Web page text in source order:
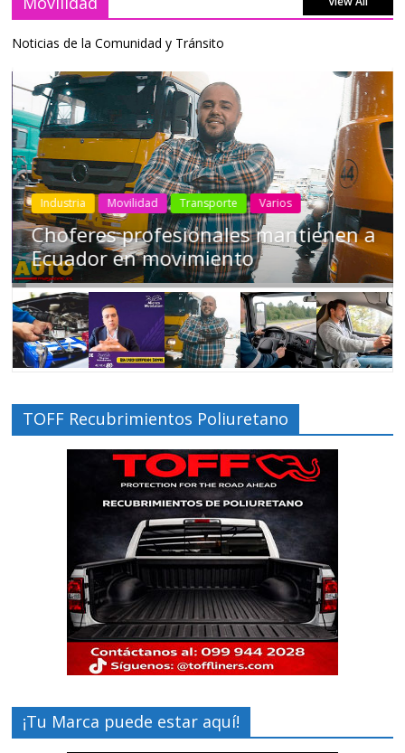
Noticias de la Comunidad y Tránsito
Industria Movilidad Transporte Varios
Choferes profesionales mantienen a
Ecuador en movimiento
TOFF Recubrimientos Poliuretano
¡Tu Marca puede estar aquí!